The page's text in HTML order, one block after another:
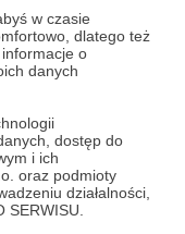
w czasie
dlatego też
o
danych
dostęp do
i ich
oraz podmioty
działalności,
SERWISU.
kwota. To
Raya Allena.